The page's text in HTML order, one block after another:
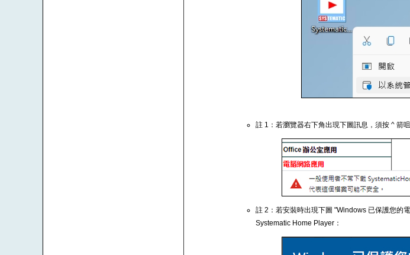
註 1：若瀏覽器右下角出現下圖訊息，須按 ^ 箭
註 2：若安裝時出現下圖 "Windows 已保護您的
Systematic Home Player：